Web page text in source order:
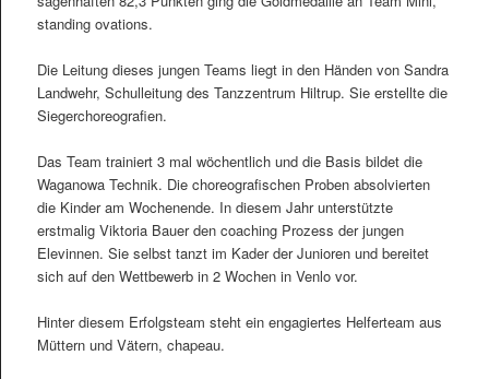
standing ovations.
Die Leitung dieses jungen Teams liegt in den Händen von Sandra
Landwehr, Schulleitung des Tanzzentrum Hiltrup. Sie erstellte die
Siegerchoreografien.
Das Team trainiert 3 mal wöchentlich und die Basis bildet die
Waganowa Technik. Die choreografischen Proben absolvierten
die Kinder am Wochenende. In diesem Jahr unterstützte
erstmalig Viktoria Bauer den coaching Prozess der jungen
Elevinnen. Sie selbst tanzt im Kader der Junioren und bereitet
sich auf den Wettbewerb in 2 Wochen in Venlo vor.
Hinter diesem Erfolgsteam steht ein engagiertes Helferteam aus
Müttern und Vätern, chapeau.